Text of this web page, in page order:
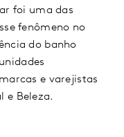
foi uma das
fenômeno no
do banho
e varejistas
e Beleza.